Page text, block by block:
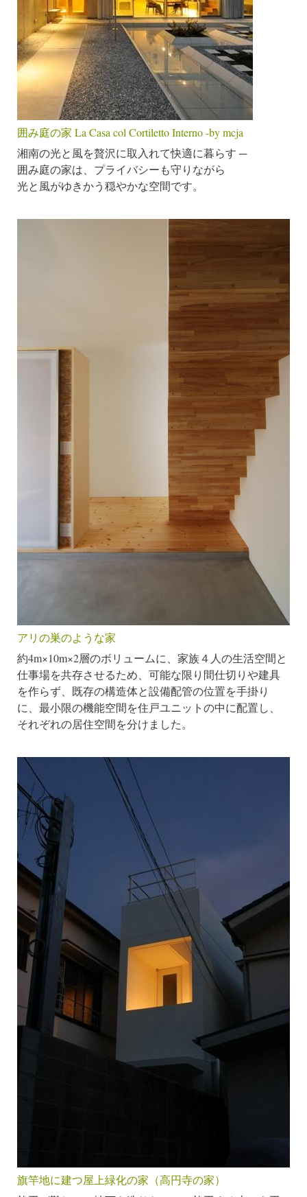
囲み庭の家 La Casa col Cortiletto Interno -by mcja
湘南の光と風を贅沢に取入れて快適に暮らす ─
囲み庭の家は、プライバシーも守りながら
光と風がゆきかう穏やかな空間です。
アリの巣のような家
約4m×10m×2層のボリュームに、家族４人の生活空間と
仕事場を共存させるため、可能な限り間仕切りや建具
を作らず、既存の構造体と設備配管の位置を手掛り
に、最小限の機能空間を住戸ユニットの中に配置し、
それぞれの居住空間を分けました。
旗竿地に建つ屋上緑化の家（高円寺の家）